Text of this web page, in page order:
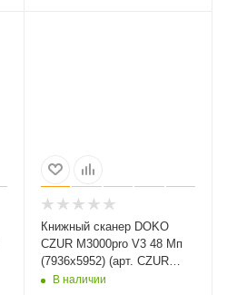
Книжный сканер DOKO
CZUR M3000pro V3 48 Мп
(7936x5952) (арт. CZUR
M3000pro V3)
В наличии